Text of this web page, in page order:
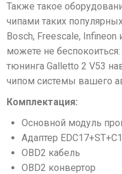
Также такое
чипами таких
Bosch, Freescale,
можете не
тюнинга Galletto 2 V53
чипом системы вашего
Комплектация:
Основной модуль
Адаптер
OBD2 кабель
OBD2 конвертор